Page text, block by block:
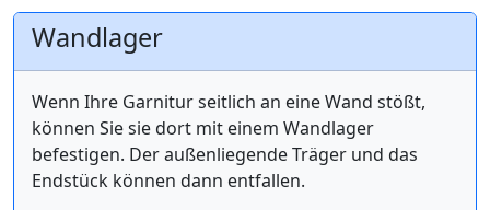
Wandlager
Wenn Ihre Garnitur seitlich an eine Wand stößt,
können Sie sie dort mit einem Wandlager
befestigen. Der außenliegende Träger und das
Endstück können dann entfallen.